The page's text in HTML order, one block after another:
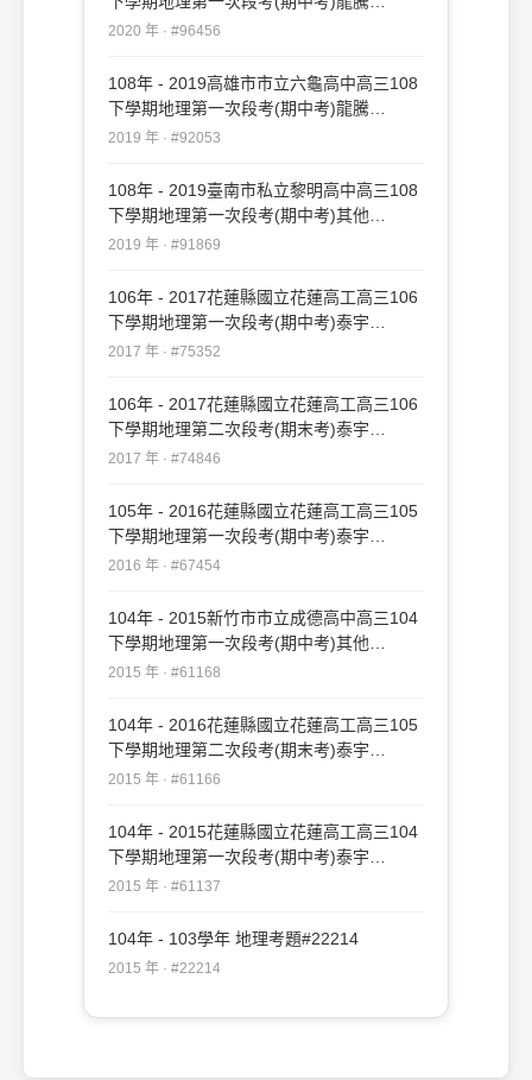
#96456
2020 年 · #96456
108年 - 2019高雄市市立六龜高中高三108
下學期地理第一次段考(期中考)龍騰
#92053
2019 年 · #92053
108年 - 2019臺南市私立黎明高中高三108
下學期地理第一次段考(期中考)其他
#91869
2019 年 · #91869
106年 - 2017花蓮縣國立花蓮高工高三106
下學期地理第一次段考(期中考)泰宇
#75352
2017 年 · #75352
106年 - 2017花蓮縣國立花蓮高工高三106
下學期地理第二次段考(期末考)泰宇
#74846
2017 年 · #74846
105年 - 2016花蓮縣國立花蓮高工高三105
下學期地理第一次段考(期中考)泰宇
#67454
2016 年 · #67454
104年 - 2015新竹市市立成德高中高三104
下學期地理第一次段考(期中考)其他
#61168
2015 年 · #61168
104年 - 2016花蓮縣國立花蓮高工高三105
下學期地理第二次段考(期末考)泰宇
#61166
2015 年 · #61166
104年 - 2015花蓮縣國立花蓮高工高三104
下學期地理第一次段考(期中考)泰宇
#61137
2015 年 · #61137
104年 - 103學年 地理考題#22214
2015 年 · #22214